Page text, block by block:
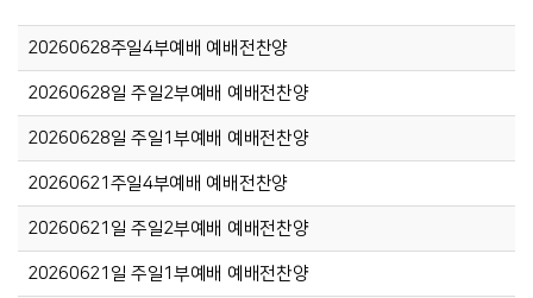
20260628주일4부예배 예배전찬양
20260628일 주일2부예배 예배전찬양
20260628일 주일1부예배 예배전찬양
20260621주일4부예배 예배전찬양
20260621일 주일2부예배 예배전찬양
20260621일 주일1부예배 예배전찬양